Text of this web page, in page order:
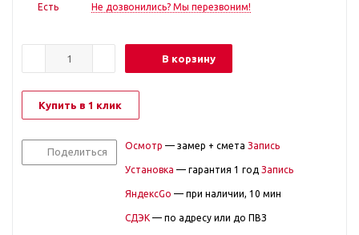
Есть Не дозвонились? Мы перезвоним!
В корзину
Купить в 1 клик
Поделиться
Осмотр — замер + смета Запись
Установка — гарантия 1 год Запись
ЯндексGo — при наличии, 10 мин
СДЭК — по адресу или до ПВЗ